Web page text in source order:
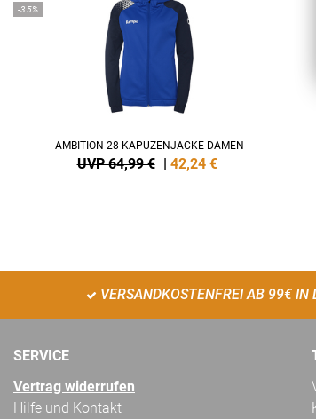
-35%
AMBITION 28 KAPUZENJACKE DAMEN
UVP 64,99 € | 42,24 €
VERSANDKOSTENFREI AB 99€ IN
SERVICE
Vertrag widerrufen
Hilfe und Kontakt